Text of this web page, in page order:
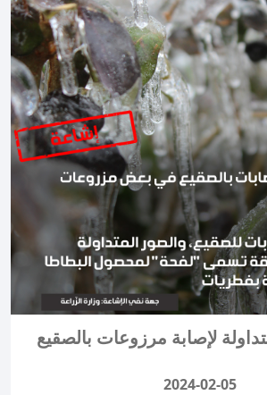
لإصابة مرزوعات بالصقيع
2024-02-05